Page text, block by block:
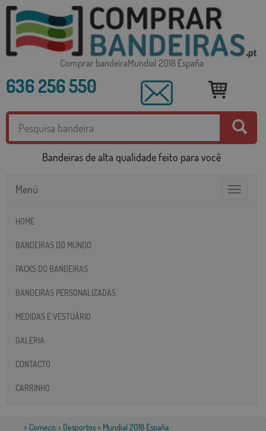
Comprar bandeiraMundial 2018 España
636 256 550
Bandeiras de alta qualidade feito para você
Toggle
Menú
HOME
BANDEIRAS DO MUNDO
PACKS DO BANDEIRAS
BANDEIRAS PERSONALIZADAS
MEDIDAS E VESTUÁRIO
GALERIA
CONTACTO
CARRINHO
> Começo > Desportos> Mundial 2018 España